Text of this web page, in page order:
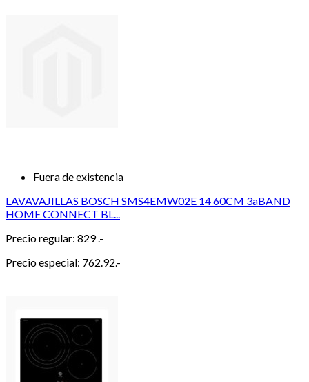
Fuera de existencia
LAVAVAJILLAS BOSCH SMS4EMW02E 14 60CM 3aBAND
HOME CONNECT BL...
Precio regular: 829 .-
Precio especial: 762.92.-